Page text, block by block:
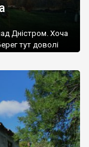
Дністром. Хоча
тут доволі
навколишніх
Точної дати […]